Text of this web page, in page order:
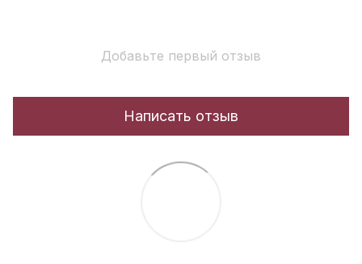
Добавьте первый отзыв
Написать отзыв